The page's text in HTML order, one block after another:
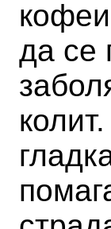
да се
колит.